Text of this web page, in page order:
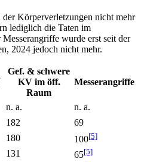
Körperverletzungen nicht mehr
lediglich die Taten im
wurde erst seit der
2024 jedoch nicht mehr.
Gef. & schwere
KV im öff.
Raum
Messerangriffe
n. a.
n. a.
182
69
180 100[5]
131 65[5]